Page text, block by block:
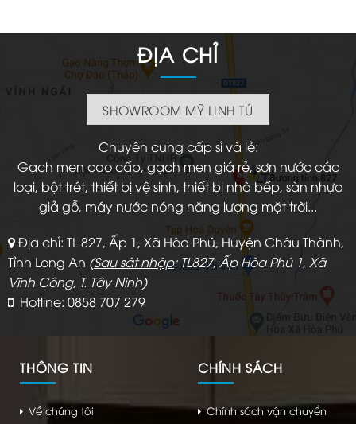
ĐỊA CHỈ
SHOWROOM MỸ LINH TÚ
Chuyên cung cấp sỉ và lẻ:
Gạch men cao cấp, gạch men giá rẻ, sơn nước các
loại, bột trét, thiết bị vệ sinh, thiết bị nhà bếp, sàn nhựa
giả gỗ, máy nước nóng năng lượng mặt trời...
Địa chỉ: TL 827, Ấp 1, Xã Hòa Phú, Huyện Châu Thành,
Tỉnh Long An (Sau sát nhập: TL827, Ấp Hòa Phú 1, Xã
Vĩnh Công, T. Tây Ninh)
Hotline: 0858 707 279
THÔNG TIN
Về chúng tôi
CHÍNH SÁCH
Chính sách vận chuyển